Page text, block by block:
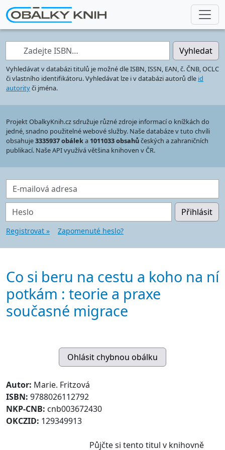
Zadejte ISBN… Vyhledat
Vyhledávat v databázi titulů je možné dle ISBN, ISSN, EAN, č. ČNB, OCLC
či vlastního identifikátoru. Vyhledávat lze i v databázi autorů dle id
autorityči jména.
Projekt ObalkyKnih.cz sdružuje různé zdroje informací o knížkách do
jedné, snadno použitelné webové služby. Naše databáze v tuto chvíli
obsahuje3335937 obáleka 1011033 obsahůčeských a zahraničních
publikací. Naše API využívá většina knihoven v ČR.
E-mailová adresa
Heslo Přihlásit
Registrovat » Zapomenuté heslo?
Co si beru na cestu a koho na ní
potkám : teorie a praxe
současné migrace
Autor: Marie. Fritzová
ISBN: 9788026112792
NKP-CNB: cnb003672430
OKCZID: 129349913
Půjčte si tento titul v knihovně